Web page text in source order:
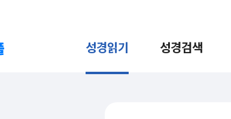
성경읽기 성경검색